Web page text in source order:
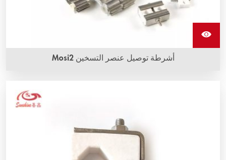
أشرطة توصيل عنصر التسخين Mosi2